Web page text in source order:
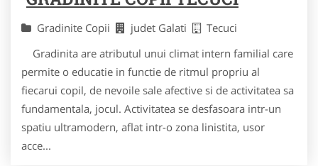
Gradinite Copii judet Galati
Tecuci
Gradinita are atributul unui climat intern familial care
permite o educatie in functie de ritmul propriu al
fiecarui copil, de nevoile sale afective si de activitatea sa
fundamentala, jocul. Activitatea se desfasoara intr-un
spatiu ultramodern, aflat intr-o zona linistita, usor
acce...